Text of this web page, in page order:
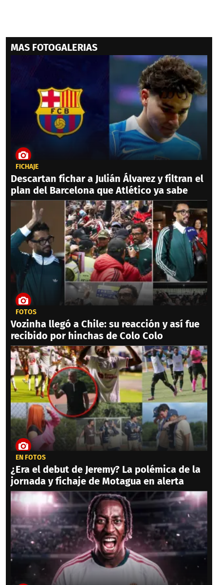
MAS FOTOGALERIAS
FICHAJE
Descartan fichar a Julián Álvarez y filtran el
plan del Barcelona que Atlético ya sabe
FOTOS
Vozinha llegó a Chile: su reacción y así fue
recibido por hinchas de Colo Colo
EN FOTOS
¿Era el debut de Jeremy? La polémica de la
jornada y fichaje de Motagua en alerta